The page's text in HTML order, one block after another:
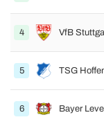
4 VfB
5 TSG
6 Bayer